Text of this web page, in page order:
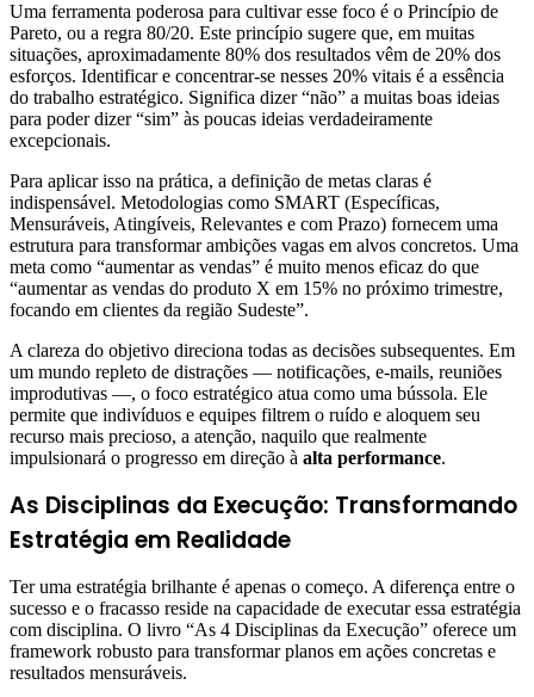
Uma ferramenta poderosa para cultivar esse foco é o Princípio de
Pareto, ou a regra 80/20. Este princípio sugere que, em muitas
situações, aproximadamente 80% dos resultados vêm de 20% dos
esforços. Identificar e concentrar-se nesses 20% vitais é a essência
do trabalho estratégico. Significa dizer “não” a muitas boas ideias
para poder dizer “sim” às poucas ideias verdadeiramente
excepcionais.
Para aplicar isso na prática, a definição de metas claras é
indispensável. Metodologias como SMART (Específicas,
Mensuráveis, Atingíveis, Relevantes e com Prazo) fornecem uma
estrutura para transformar ambições vagas em alvos concretos. Uma
meta como “aumentar as vendas” é muito menos eficaz do que
“aumentar as vendas do produto X em 15% no próximo trimestre,
focando em clientes da região Sudeste”.
A clareza do objetivo direciona todas as decisões subsequentes. Em
um mundo repleto de distrações — notificações, e-mails, reuniões
improdutivas —, o foco estratégico atua como uma bússola. Ele
permite que indivíduos e equipes filtrem o ruído e aloquem seu
recurso mais precioso, a atenção, naquilo que realmente
impulsionará o progresso em direção à alta performance.
As Disciplinas da Execução: Transformando
Estratégia em Realidade
Ter uma estratégia brilhante é apenas o começo. A diferença entre o
sucesso e o fracasso reside na capacidade de executar essa estratégia
com disciplina. O livro “As 4 Disciplinas da Execução” oferece um
framework robusto para transformar planos em ações concretas e
resultados mensuráveis.